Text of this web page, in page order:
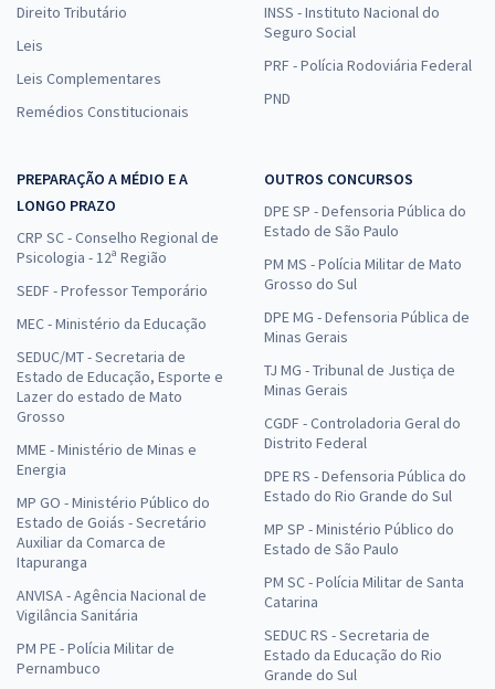
Direito Tributário
Leis
Leis Complementares
Remédios Constitucionais
INSS - Instituto Nacional do
Seguro Social
PRF - Polícia Rodoviária Federal
PND
PREPARAÇÃO A MÉDIO E A
LONGO PRAZO
CRP SC - Conselho Regional de
Psicologia - 12ª Região
SEDF - Professor Temporário
MEC - Ministério da Educação
SEDUC/MT - Secretaria de
Estado de Educação, Esporte e
Lazer do estado de Mato
Grosso
MME - Ministério de Minas e
Energia
MP GO - Ministério Público do
Estado de Goiás - Secretário
Auxiliar da Comarca de
Itapuranga
ANVISA - Agência Nacional de
Vigilância Sanitária
PM PE - Polícia Militar de
Pernambuco
OUTROS CONCURSOS
DPE SP - Defensoria Pública do
Estado de São Paulo
PM MS - Polícia Militar de Mato
Grosso do Sul
DPE MG - Defensoria Pública de
Minas Gerais
TJ MG - Tribunal de Justiça de
Minas Gerais
CGDF - Controladoria Geral do
Distrito Federal
DPE RS - Defensoria Pública do
Estado do Rio Grande do Sul
MP SP - Ministério Público do
Estado de São Paulo
PM SC - Polícia Militar de Santa
Catarina
SEDUC RS - Secretaria de
Estado da Educação do Rio
Grande do Sul